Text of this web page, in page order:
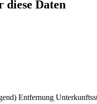
diese Daten
Entfernung